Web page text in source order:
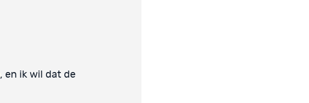
, en ik wil dat de